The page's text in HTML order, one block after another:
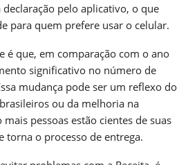
declaração pelo aplicativo, o que
para quem prefere usar o celular.
é que, em comparação com o ano
significativo no número de
mudança pode ser um reflexo do
ou da melhoria na
pessoas estão cientes de suas
torna o processo de entrega.